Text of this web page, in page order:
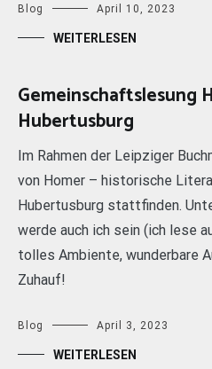
Blog April 10, 2023
WEITERLESEN
Gemeinschaftslesung
Hubertusburg
Im Rahmen der Leipziger
von Homer – historische
Hubertusburg stattfinden.
werde auch ich sein (ich lese
tolles Ambiente, wunderbare
Zuhauf!
Blog April 3, 2023
WEITERLESEN